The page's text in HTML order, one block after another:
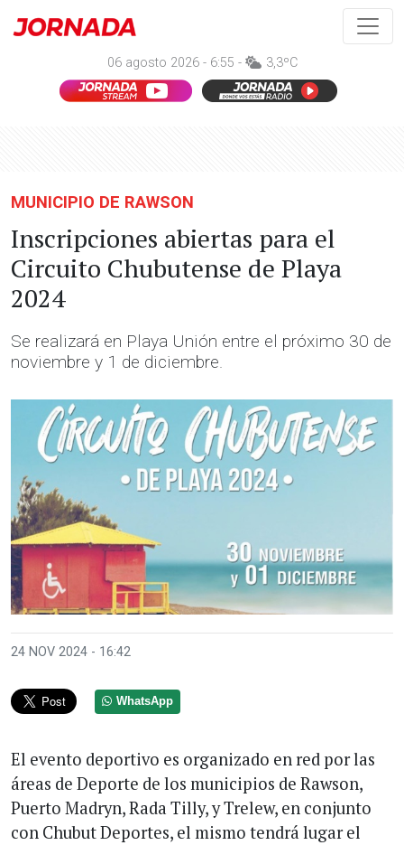
06 agosto 2026 - 6:55 - 3,3ºC
MUNICIPIO DE RAWSON
Inscripciones abiertas para el
Circuito Chubutense de Playa
2024
Se realizará en Playa Unión entre el próximo 30 de
noviembre y 1 de diciembre.
24 NOV 2024 - 16:42
WhatsApp
El evento deportivo es organizado en red por las
áreas de Deporte de los municipios de Rawson,
Puerto Madryn, Rada Tilly, y Trelew, en conjunto
con Chubut Deportes, el mismo tendrá lugar el